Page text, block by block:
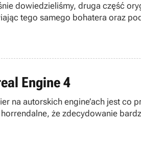
dowiedzieliśmy, druga część
tego samego bohatera oraz
Engine 4
na autorskich engine’ach jest
że zdecydowanie
przy projekcie jRPG noszącym